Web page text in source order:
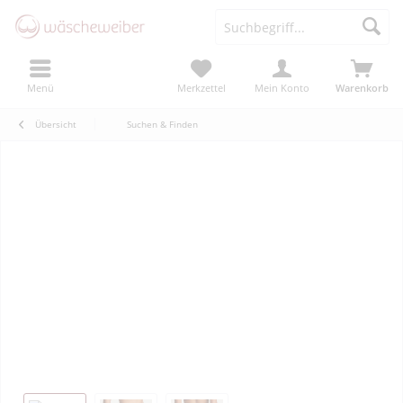
Menü Warenkorb
Merkzettel Mein Konto
Übersicht Suchen & Finden